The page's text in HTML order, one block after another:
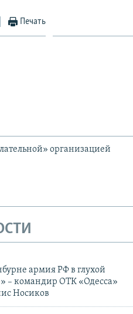
Печать
организацией
армия РФ в глухой
– командир ОТК «Одесса»
Носиков